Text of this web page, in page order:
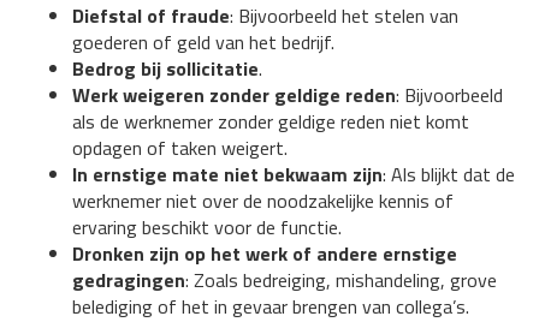
Diefstal of fraude: Bijvoorbeeld het stelen van
goederen of geld van het bedrijf.
Bedrog bij sollicitatie.
Werk weigeren zonder geldige reden: Bijvoorbeeld
als de werknemer zonder geldige reden niet komt
opdagen of taken weigert.
In ernstige mate niet bekwaam zijn: Als blijkt dat de
werknemer niet over de noodzakelijke kennis of
ervaring beschikt voor de functie.
Dronken zijn op het werk of andere ernstige
gedragingen: Zoals bedreiging, mishandeling, grove
belediging of het in gevaar brengen van collega’s.